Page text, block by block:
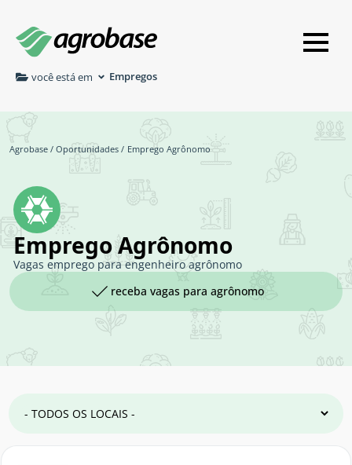
você está em Empregos
Agrobase / Oportunidades / Emprego Agrônomo
Emprego Agrônomo
Vagas emprego para engenheiro agrônomo
receba vagas para agrônomo